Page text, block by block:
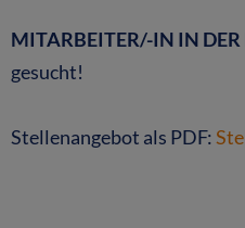
MITARBEITER/-IN IN
gesucht!
Stellenangebot als PDF: